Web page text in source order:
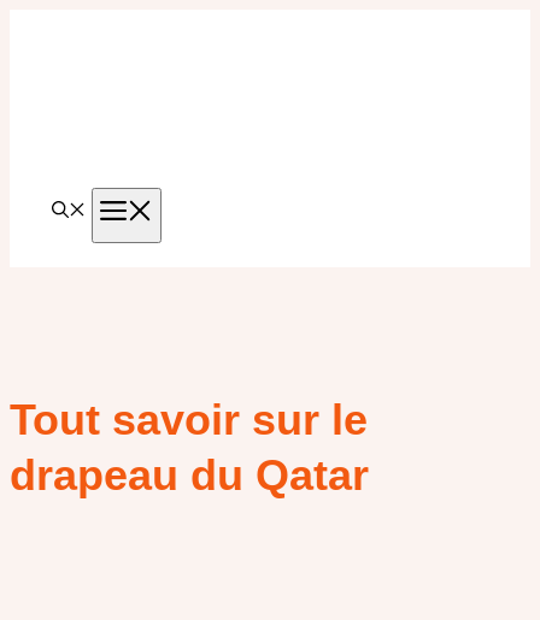
Tout savoir sur le
drapeau du Qatar